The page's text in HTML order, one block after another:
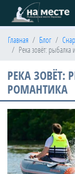
Главная Блог
Река зовёт:
РЕКА
РОМАНТИКА